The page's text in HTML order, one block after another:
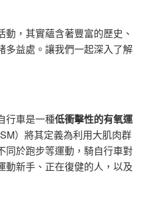
，其實蘊含著豐富的歷史、
多益處。讓我們一起深入了解
行車是一種低衝擊性的有氧運
）將其定義為利用大肌肉群
同於跑步等運動，騎自行車對
動新手、正在復健的人，以及